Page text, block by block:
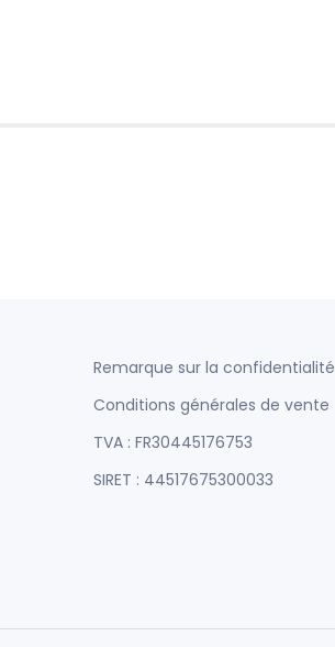
Remarque sur la confidentialité
Conditions générales de vente
TVA : FR30445176753
SIRET : 44517675300033